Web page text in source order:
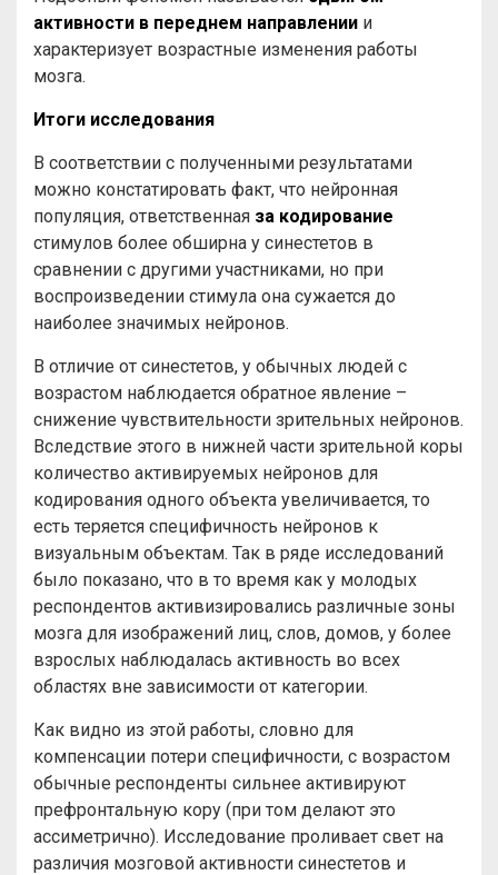
активности в переднем направлении и
характеризует возрастные изменения работы
мозга.
Итоги исследования
В соответствии с полученными результатами
можно констатировать факт, что нейронная
популяция, ответственная за кодирование
стимулов более обширна у синестетов в
сравнении с другими участниками, но при
воспроизведении стимула она сужается до
наиболее значимых нейронов.
В отличие от синестетов, у обычных людей с
возрастом наблюдается обратное явление –
снижение чувствительности зрительных нейронов.
Вследствие этого в нижней части зрительной коры
количество активируемых нейронов для
кодирования одного объекта увеличивается, то
есть теряется специфичность нейронов к
визуальным объектам. Так в ряде исследований
было показано, что в то время как у молодых
респондентов активизировались различные зоны
мозга для изображений лиц, слов, домов, у более
взрослых наблюдалась активность во всех
областях вне зависимости от категории.
Как видно из этой работы, словно для
компенсации потери специфичности, с возрастом
обычные респонденты сильнее активируют
префронтальную кору (при том делают это
ассиметрично). Исследование проливает свет на
различия мозговой активности синестетов и